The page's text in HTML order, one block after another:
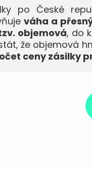
po České
váha a
objemová, do
že objemová
ceny zásilky